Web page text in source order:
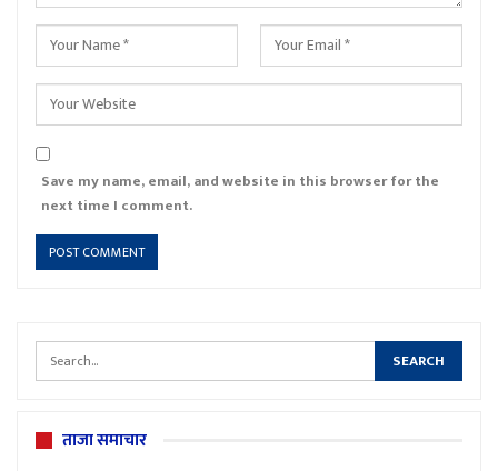
Save my name, email, and website in this browser for the
next time I comment.
ताजा समाचार